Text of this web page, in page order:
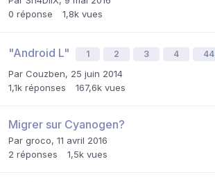
0 réponse 1,8k vues
"Android L" 1 2 3 4 44
Par Couzben, 25 juin 2014
1,1k réponses 167,6k vues
Migrer sur Cyanogen?
Par groco, 11 avril 2016
2 réponses 1,5k vues